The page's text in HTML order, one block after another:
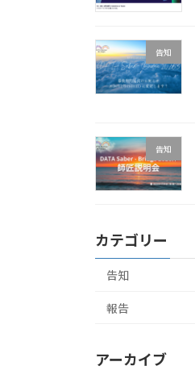
告知
告知
カテゴリー
告知
報告
アーカイブ